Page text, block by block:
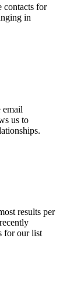
contacts for
in
email
us to
results per
for our list